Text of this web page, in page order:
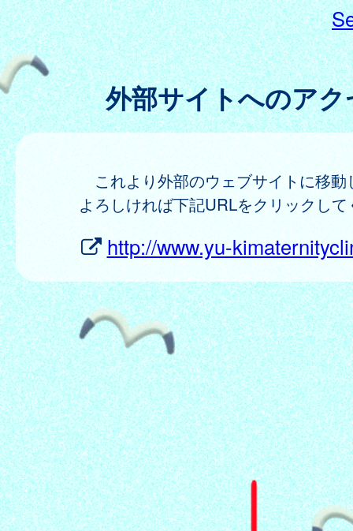
外部サイトへのア
これより外部のウェブサイトに移動
よろしければ下記URLをクリックし
http://www.yu-